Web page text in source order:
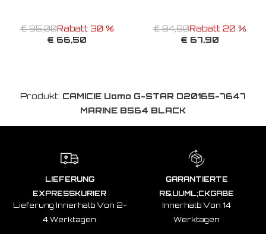
€ 95,00Rabatt 30 %
€ 66,50
€ 84,90Rabatt 20 %
€ 67,90
Produkt: CAMICIE Uomo G-STAR D20165-7647
MARINE B564 BLACK
LIEFERUNG
EXPRESSKURIER
Lieferung Innerhalb Von 2-
4 Werktagen
GARANTIERTE
R&UUML;CKGABE
Innerhalb Von 14
Werktagen